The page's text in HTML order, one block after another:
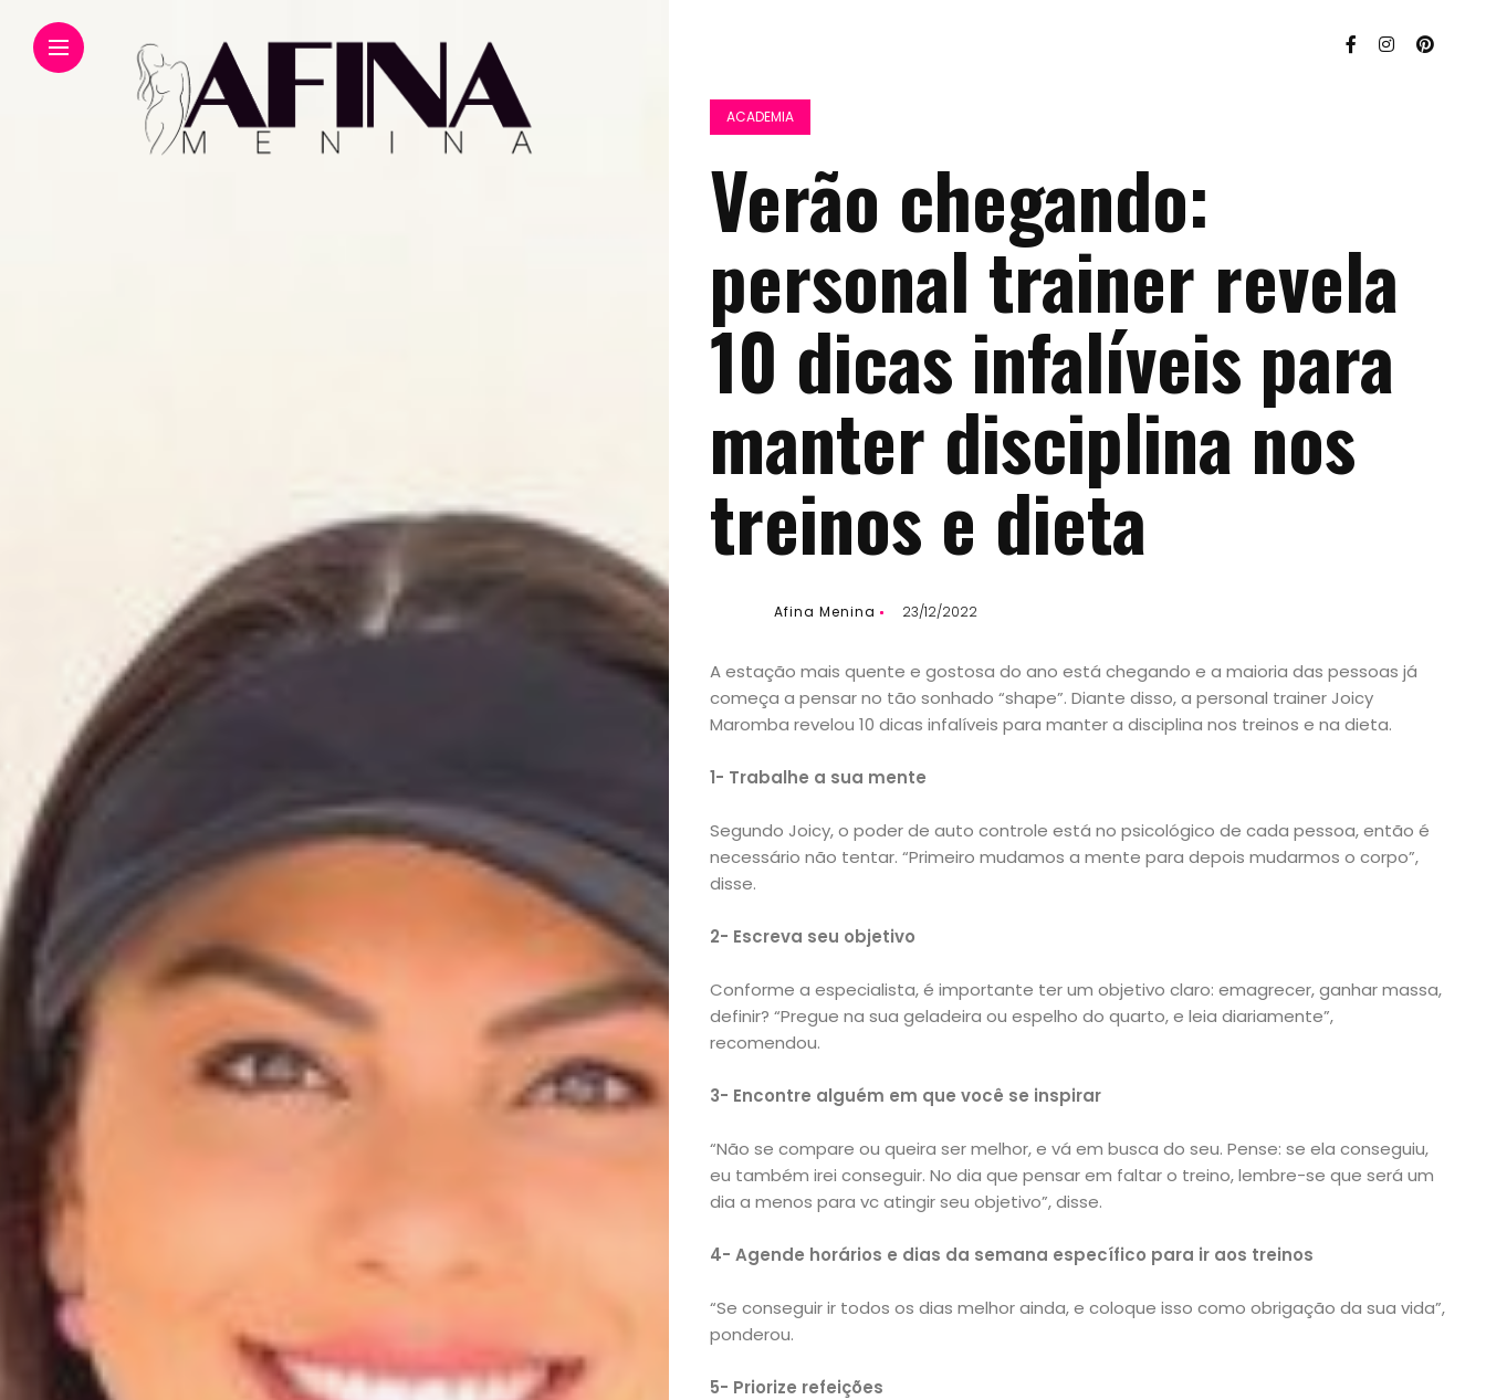
Início
ACADEMIA
Verão chegando:
personal trainer revela
10 dicas infalíveis para
manter disciplina nos
treinos e dieta
Afina Menina 23/12/2022
A estação mais quente e gostosa do ano está chegando e a maioria das pessoas já
começa a pensar no tão sonhado “shape”. Diante disso, a personal trainer Joicy
Maromba revelou 10 dicas infalíveis para manter a disciplina nos treinos e na dieta.
1- Trabalhe a sua mente
Segundo Joicy, o poder de auto controle está no psicológico de cada pessoa, então é
necessário não tentar. “Primeiro mudamos a mente para depois mudarmos o corpo”,
disse.
2- Escreva seu objetivo
Conforme a especialista, é importante ter um objetivo claro: emagrecer, ganhar massa,
definir? “Pregue na sua geladeira ou espelho do quarto, e leia diariamente”,
recomendou.
3- Encontre alguém em que você se inspirar
“Não se compare ou queira ser melhor, e vá em busca do seu. Pense: se ela conseguiu,
eu também irei conseguir. No dia que pensar em faltar o treino, lembre-se que será um
dia a menos para vc atingir seu objetivo”, disse.
4- Agende horários e dias da semana específico para ir aos treinos
“Se conseguir ir todos os dias melhor ainda, e coloque isso como obrigação da sua vida”,
ponderou.
5- Priorize refeições